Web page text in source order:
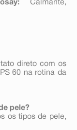
Calmante,
direto com os
60 na rotina da
pele?
os tipos de pele,